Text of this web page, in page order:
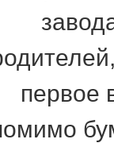
первое